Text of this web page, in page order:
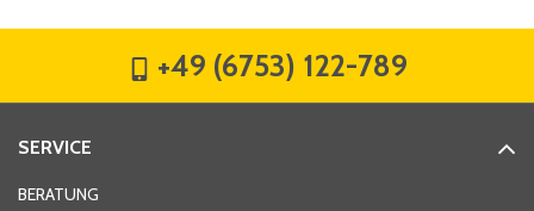
Hausnummer
+49 (6753) 122-789
SERVICE
BERATUNG